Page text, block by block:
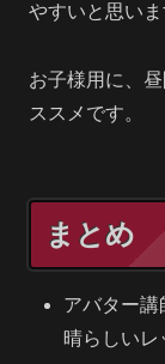
やすいと思いま
お子様用に、
ススメです。
まとめ
アバター
晴らしいレ